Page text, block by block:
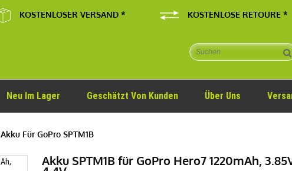
KOSTENLOSER VERSAND * KOSTENLOSE RETOURE *
Neu Im Lager Geschätzt Von Kunden Über Uns
Akku Für GoPro SPTM1B
Akku SPTM1B für GoPro Hero7 1220mAh,